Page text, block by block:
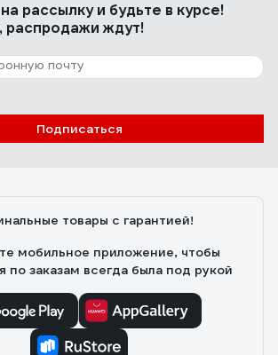
на рассылкуи будьте в курсе!
распродажи ждут!
Подписаться
товары с гарантией!
мобильное приложение, чтобы
по заказам всегда была под рукой